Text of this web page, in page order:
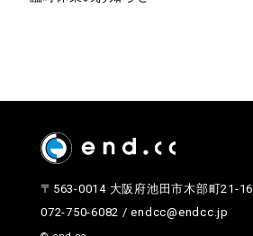
〒563-0014 大阪府池田市木部町21-16
072-750-6082 /endcc@endcc.jp